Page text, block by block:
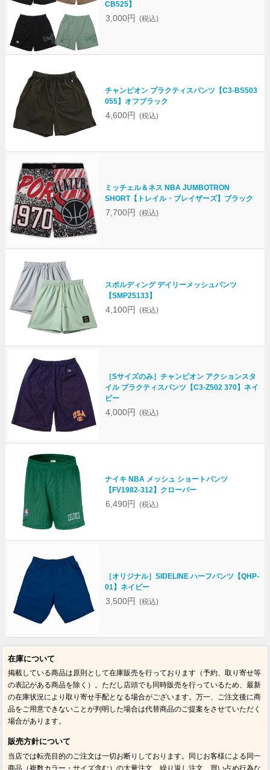
CB525】
3,000円 (税込)
チャンピオン プラクティスパンツ【C3-BS503
055】オフブラック
4,600円 (税込)
ミッチェル＆ネス NBA JUMBOTRON
SHORT【トレイル・ブレイザーズ】ブラック
7,700円 (税込)
スポルディング デイリーメッシュパンツ
【SMP25133】
4,100円 (税込)
［Sサイズのみ］チャンピオン アクションスタ
イル プラクティスパンツ【C3-Z502 370】ネイ
ビー
4,000円 (税込)
ナイキ NBA メッシュ ショートパンツ
【FV1982-312】クローバー
6,490円 (税込)
［オリジナル］SIDELINE ハーフパンツ【QHP-
01】ネイビー
3,500円 (税込)
在庫について
掲載している商品は原則として在庫販売を行っております（予約、取り寄せ等
の表記がある商品を除く）。ただし店頭でも同時販売を行っているため、最新
の在庫状況により取り寄せ手配となる場合がございます。万一、ご注文後に商
品をご用意できないことが判明した場合は代替商品のご提案をさせていただく
場合があります。
販売方針について
当店では転売目的のご注文は一切お断りしております。同じお客様による同一
商品（複数カラー・サイズ含む）の大量注文、繰り返し注文、買い占め行為な